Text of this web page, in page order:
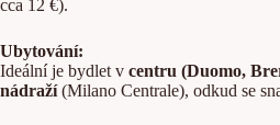
cca 12 €).
Ubytování:
Ideální je bydlet v centru (Duomo,
nádraží(Milano Centrale), odkud se